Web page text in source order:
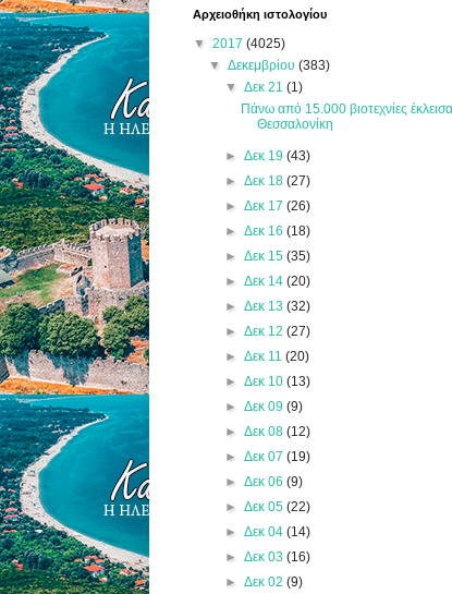
Αρχειοθήκη ιστολογίου
▼ 2017 (4025)
▼Δεκεμβρίου(383)
▼ Δεκ 21 (1)
Πάνω από 15.000 βιοτεχνίες
Θεσσαλονίκη
► Δεκ 19 (43)
► Δεκ 18 (27)
► Δεκ 17 (26)
► Δεκ 16 (18)
► Δεκ 15 (35)
► Δεκ 14 (20)
► Δεκ 13 (32)
► Δεκ 12 (27)
► Δεκ 11 (20)
► Δεκ 10 (13)
► Δεκ 09 (9)
► Δεκ 08 (12)
► Δεκ 07 (19)
► Δεκ 06 (9)
► Δεκ 05 (22)
► Δεκ 04 (14)
► Δεκ 03 (16)
► Δεκ 02 (9)